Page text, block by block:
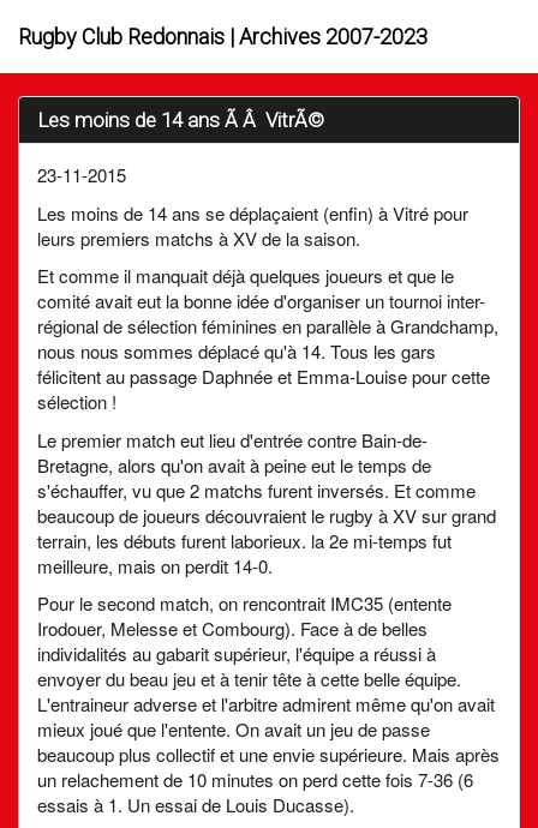
Rugby Club Redonnais | Archives 2007-2023
Les moins de 14 ans Ã Â VitrÃ©
23-11-2015
Les moins de 14 ans se déplaçaient (enfin) à Vitré pour
leurs premiers matchs à XV de la saison.
Et comme il manquait déjà quelques joueurs et que le
comité avait eut la bonne idée d'organiser un tournoi inter-
régional de sélection féminines en parallèle à Grandchamp,
nous nous sommes déplacé qu'à 14. Tous les gars
félicitent au passage Daphnée et Emma-Louise pour cette
sélection !
Le premier match eut lieu d'entrée contre Bain-de-
Bretagne, alors qu'on avait à peine eut le temps de
s'échauffer, vu que 2 matchs furent inversés. Et comme
beaucoup de joueurs découvraient le rugby à XV sur grand
terrain, les débuts furent laborieux. la 2e mi-temps fut
meilleure, mais on perdit 14-0.
Pour le second match, on rencontrait IMC35 (entente
Irodouer, Melesse et Combourg). Face à de belles
individalités au gabarit supérieur, l'équipe a réussi à
envoyer du beau jeu et à tenir tête à cette belle équipe.
L'entraineur adverse et l'arbitre admirent même qu'on avait
mieux joué que l'entente. On avait un jeu de passe
beaucoup plus collectif et une envie supérieure. Mais après
un relachement de 10 minutes on perd cette fois 7-36 (6
essais à 1. Un essai de Louis Ducasse).